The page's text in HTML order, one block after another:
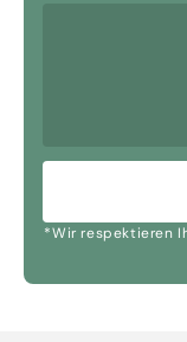
*Wir respektieren